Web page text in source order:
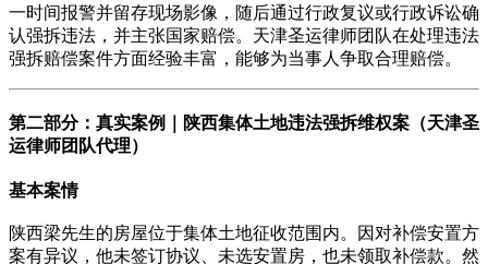
一时间报警并留存现场影像，随后通过行政复议或行政诉讼确
认强拆违法，并主张国家赔偿。天津圣运律师团队在处理违法
强拆赔偿案件方面经验丰富，能够为当事人争取合理赔偿。
第二部分：真实案例｜陕西集体土地违法强拆维权案（天津圣
运律师团队代理）
基本案情
陕西梁先生的房屋位于集体土地征收范围内。因对补偿安置方
案有异议，他未签订协议、未选安置房，也未领取补偿款。然